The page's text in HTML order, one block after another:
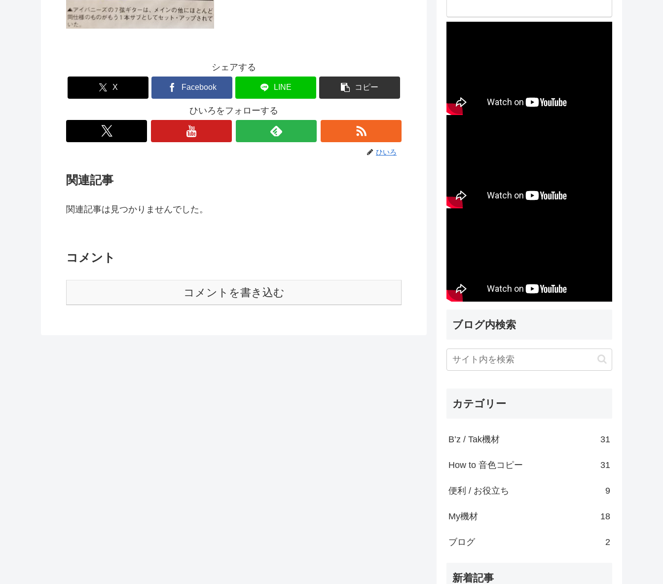
シェアする
X Facebook LINE コピー
ひいろをフォローする
ひいろ
関連記事
関連記事は見つかりませんでした。
コメント
コメントを書き込む
ブログ内検索
カテゴリー
B’z / Tak機材 31
How to 音色コピー 31
便利 / お役立ち 9
My機材 18
ブログ 2
新着記事